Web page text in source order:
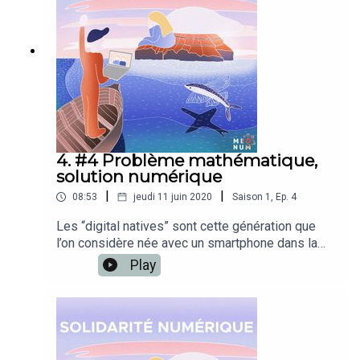
podcast réalisé par Louie Creative, l'agence de
création de Louie Media, pour la MedNum.
4. #4 Problème mathématique,
solution numérique
08:53 | jeudi 11 juin 2020 | Saison 1 , Ep. 4
Les “digital natives” sont cette génération que
l’on considère née avec un smartphone dans la
main et dont on attend qu’elle maîtrise tous les
codes du numérique. Mais ce n’est pas toujours
le cas. Beaucoup savent se servir des réseaux
de faire leurs devoirs ou leurs démarches
administratives.Jessica, médiatrice numérique
Play